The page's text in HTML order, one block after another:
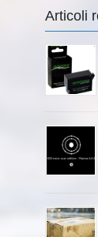
Articoli